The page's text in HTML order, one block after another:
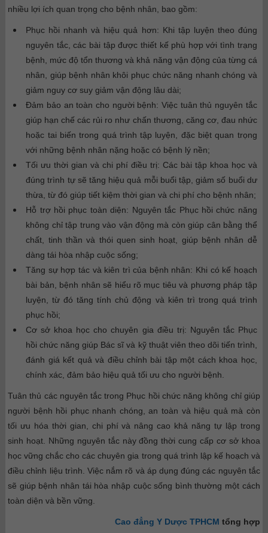
nhiều lợi ích quan trọng cho bệnh nhân, bao gồm:
Phục hồi nhanh và hiệu quả hơn: Khi tập luyện theo đúng
nguyên tắc, các bài tập được thiết kế phù hợp với tình trạng
bệnh, mức độ tổn thương và khả năng vận động của từng cá
nhân, giúp bệnh nhân khôi phục chức năng nhanh chóng và
giảm nguy cơ suy giảm vận động lâu dài;
Đảm bảo an toàn cho người bệnh: Việc tuân thủ nguyên tắc
giúp hạn chế các rủi ro như chấn thương, căng cơ, đau nhức
hoặc tai biến trong quá trình tập luyện, đặc biệt quan trọng
với những bệnh nhân nặng hoặc có bệnh lý nền;
Tối ưu thời gian và chi phí điều trị: Các bài tập khoa học và
đúng trình tự sẽ tăng hiệu quả mỗi buổi tập, giảm số buổi dư
thừa, từ đó giúp tiết kiệm thời gian và chi phí cho bệnh nhân;
Hỗ trợ hồi phục toàn diện: Nguyên tắc Phục hồi chức năng
không chỉ tập trung vào vận động mà còn giúp cân bằng thể
chất, tinh thần và thói quen sinh hoạt, giúp bệnh nhân dễ
dàng tái hòa nhập cuộc sống;
Tăng sự hợp tác và kiên trì của bệnh nhân: Khi có kế hoạch
bài bản, bệnh nhân sẽ hiểu rõ mục tiêu và phương pháp tập
luyện, từ đó tăng tính chủ động và kiên trì trong quá trình
phục hồi;
Cơ sở khoa học cho chuyên gia điều trị: Nguyên tắc Phục
hồi chức năng giúp Bác sĩ và kỹ thuật viên theo dõi tiến trình,
đánh giá kết quả và điều chỉnh bài tập một cách khoa học,
chính xác, đảm bảo hiệu quả tối ưu cho người bệnh.
Tuân thủ các nguyên tắc trong Phục hồi chức năng không chỉ giúp
người bệnh hồi phục nhanh chóng, an toàn và hiệu quả mà còn
tối ưu hóa thời gian, chi phí và nâng cao khả năng tự lập trong
sinh hoạt. Những nguyên tắc này đồng thời cung cấp cơ sở khoa
học vững chắc cho các chuyên gia trong quá trình lập kế hoạch và
điều chỉnh liệu trình. Việc nắm rõ và áp dụng đúng các nguyên tắc
sẽ giúp bệnh nhân tái hòa nhập cuộc sống bình thường một cách
toàn diện và bền vững.
Cao đẳng Y Dược TPHCM tổng hợp